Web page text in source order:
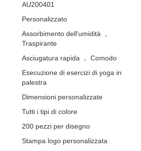
AU200401
Personalizzato
Assorbimento dell'umidità ，
Traspirante
Asciugatura rapida ， Comodo
Esecuzione di esercizi di yoga in
palestra
Dimensioni personalizzate
Tutti i tipi di colore
200 pezzi per disegno
Stampa logo personalizzata